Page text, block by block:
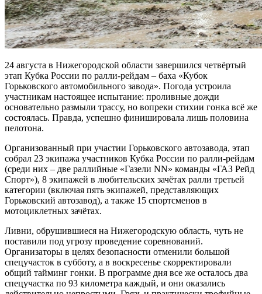
24 августа в Нижегородской области завершился четвёртый
этап Кубка России по ралли-рейдам – баха «Кубок
Горьковского автомобильного завода». Погода устроила
участникам настоящее испытание: проливные дожди
основательно размыли трассу, но вопреки стихии гонка всё же
состоялась. Правда, успешно финишировала лишь половина
пелотона.
Организованный при участии Горьковского автозавода, этап
собрал 23 экипажа участников Кубка России по ралли-рейдам
(среди них – две раллийные «Газели NN» команды «ГАЗ Рейд
Спорт»), 8 экипажей в любительских зачётах ралли третьей
категории (включая пять экипажей, представляющих
Горьковский автозавод), а также 15 спортсменов в
мотоциклетных зачётах.
Ливни, обрушившиеся на Нижегородскую область, чуть не
поставили под угрозу проведение соревнований.
Организаторы в целях безопасности отменили большой
спецучасток в субботу, а в воскресенье скорректировали
общий тайминг гонки. В программе дня все же осталось два
спецучастка по 93 километра каждый, и они оказались